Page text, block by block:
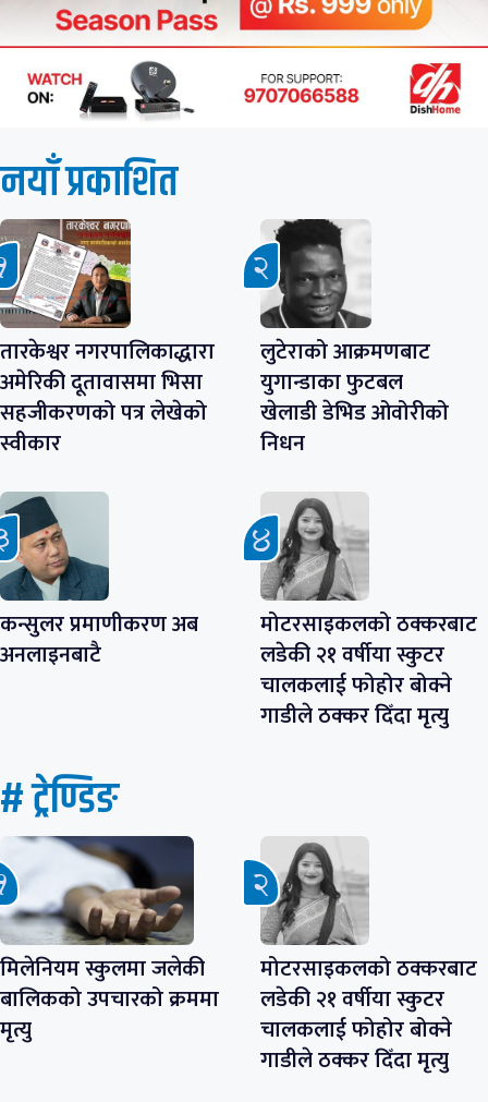
नयाँ प्रकाशित
तारकेश्वर नगरपालिकाद्धारा
अमेरिकी दूतावासमा भिसा
सहजीकरणको पत्र लेखेको
स्वीकार
लुटेराको आक्रमणबाट
युगान्डाका फुटबल
खेलाडी डेभिड ओवोरीको
निधन
कन्सुलर प्रमाणीकरण अब
अनलाइनबाटै
मोटरसाइकलको ठक्करबाट
लडेकी २१ वर्षीया स्कुटर
चालकलाई फोहोर बोक्ने
गाडीले ठक्कर दिँदा मृत्यु
# ट्रेण्डिङ
मिलेनियम स्कुलमा जलेकी
बालिकको उपचारको क्रममा
मृत्यु
मोटरसाइकलको ठक्करबाट
लडेकी २१ वर्षीया स्कुटर
चालकलाई फोहोर बोक्ने
गाडीले ठक्कर दिँदा मृत्यु